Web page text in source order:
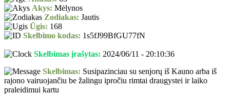
Akys: Mėlynos
Zodiakas: Jautis
Ūgis: 168
Skelbimo kodas: 1s5fJ99BfGU77fN
Skelbimas įrašytas: 2024/06/11 - 20:10:36
Skelbimas: Susipazinciau su senjorų iš Kauno arba iš
rajono vairuojančiu be žalingu ipročiu rimtai draugystei ir laiko
praleidimui kartu